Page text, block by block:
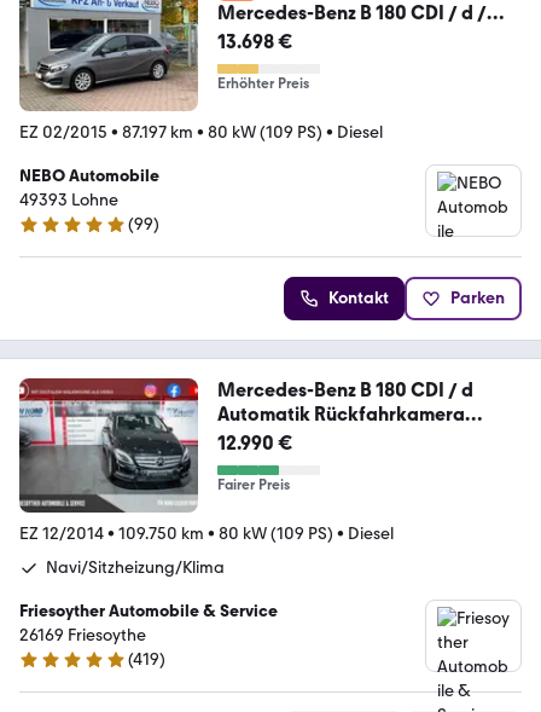
Mercedes-Benz B 180 CDI / d /
Sitzheizung Night-Paket
13.698 €
Erhöhter Preis
EZ 02/2015 • 87.197 km • 80 kW (109 PS) • Diesel
NEBO Automobile
49393 Lohne
4.9 Sterne
(99)
Kontakt Parken
Mercedes-Benz B 180 CDI / d
Automatik Rückfahrkamera
Xenon AHK
12.990 €
Fairer Preis
EZ 12/2014• 109.750 km • 80 kW (109 PS) • Diesel
Navi/Sitzheizung/Klima
Friesoyther Automobile & Service
26169 Friesoythe
4.8 Sterne
(419)